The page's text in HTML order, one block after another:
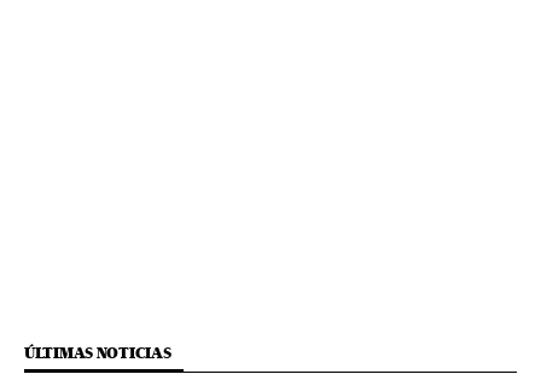
ÚLTIMAS NOTICIAS